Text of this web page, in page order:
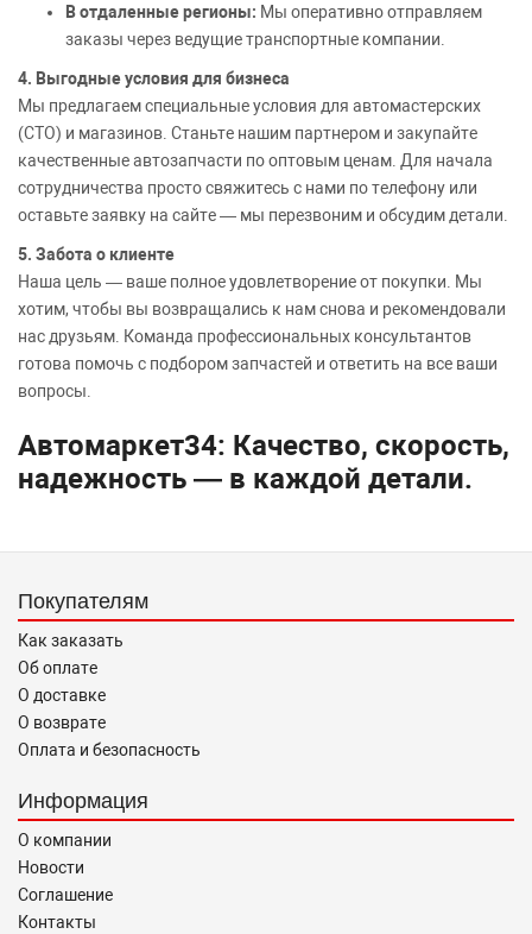
В отдаленные регионы: Мы оперативно отправляем
заказы через ведущие транспортные компании.
4. Выгодные условия для бизнеса
Мы предлагаем специальные условия для автомастерских
(СТО) и магазинов. Станьте нашим партнером и закупайте
качественные автозапчасти по оптовым ценам. Для начала
сотрудничества просто свяжитесь с нами по телефону или
оставьте заявку на сайте — мы перезвоним и обсудим детали.
5. Забота о клиенте
Наша цель — ваше полное удовлетворение от покупки. Мы
хотим, чтобы вы возвращались к нам снова и рекомендовали
нас друзьям. Команда профессиональных консультантов
готова помочь с подбором запчастей и ответить на все ваши
вопросы.
Автомаркет34: Качество, скорость,
надежность — в каждой детали.
Покупателям
Как заказать
Об оплате
О доставке
О возврате
Оплата и безопасность
Информация
О компании
Новости
Соглашение
Контакты